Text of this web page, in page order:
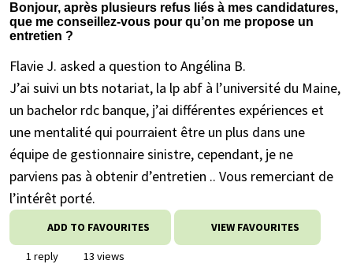
Bonjour, après plusieurs refus liés à mes candidatures,
que me conseillez-vous pour qu’on me propose un
entretien ?
Flavie J. asked a question to Angélina B.
J’ai suivi un bts notariat, la lp abf à l’université du Maine,
un bachelor rdc banque, j’ai différentes expériences et
une mentalité qui pourraient être un plus dans une
équipe de gestionnaire sinistre, cependant, je ne
parviens pas à obtenir d’entretien .. Vous remerciant de
l’intérêt porté.
ADD TO FAVOURITES VIEW FAVOURITES
1 reply
13 views